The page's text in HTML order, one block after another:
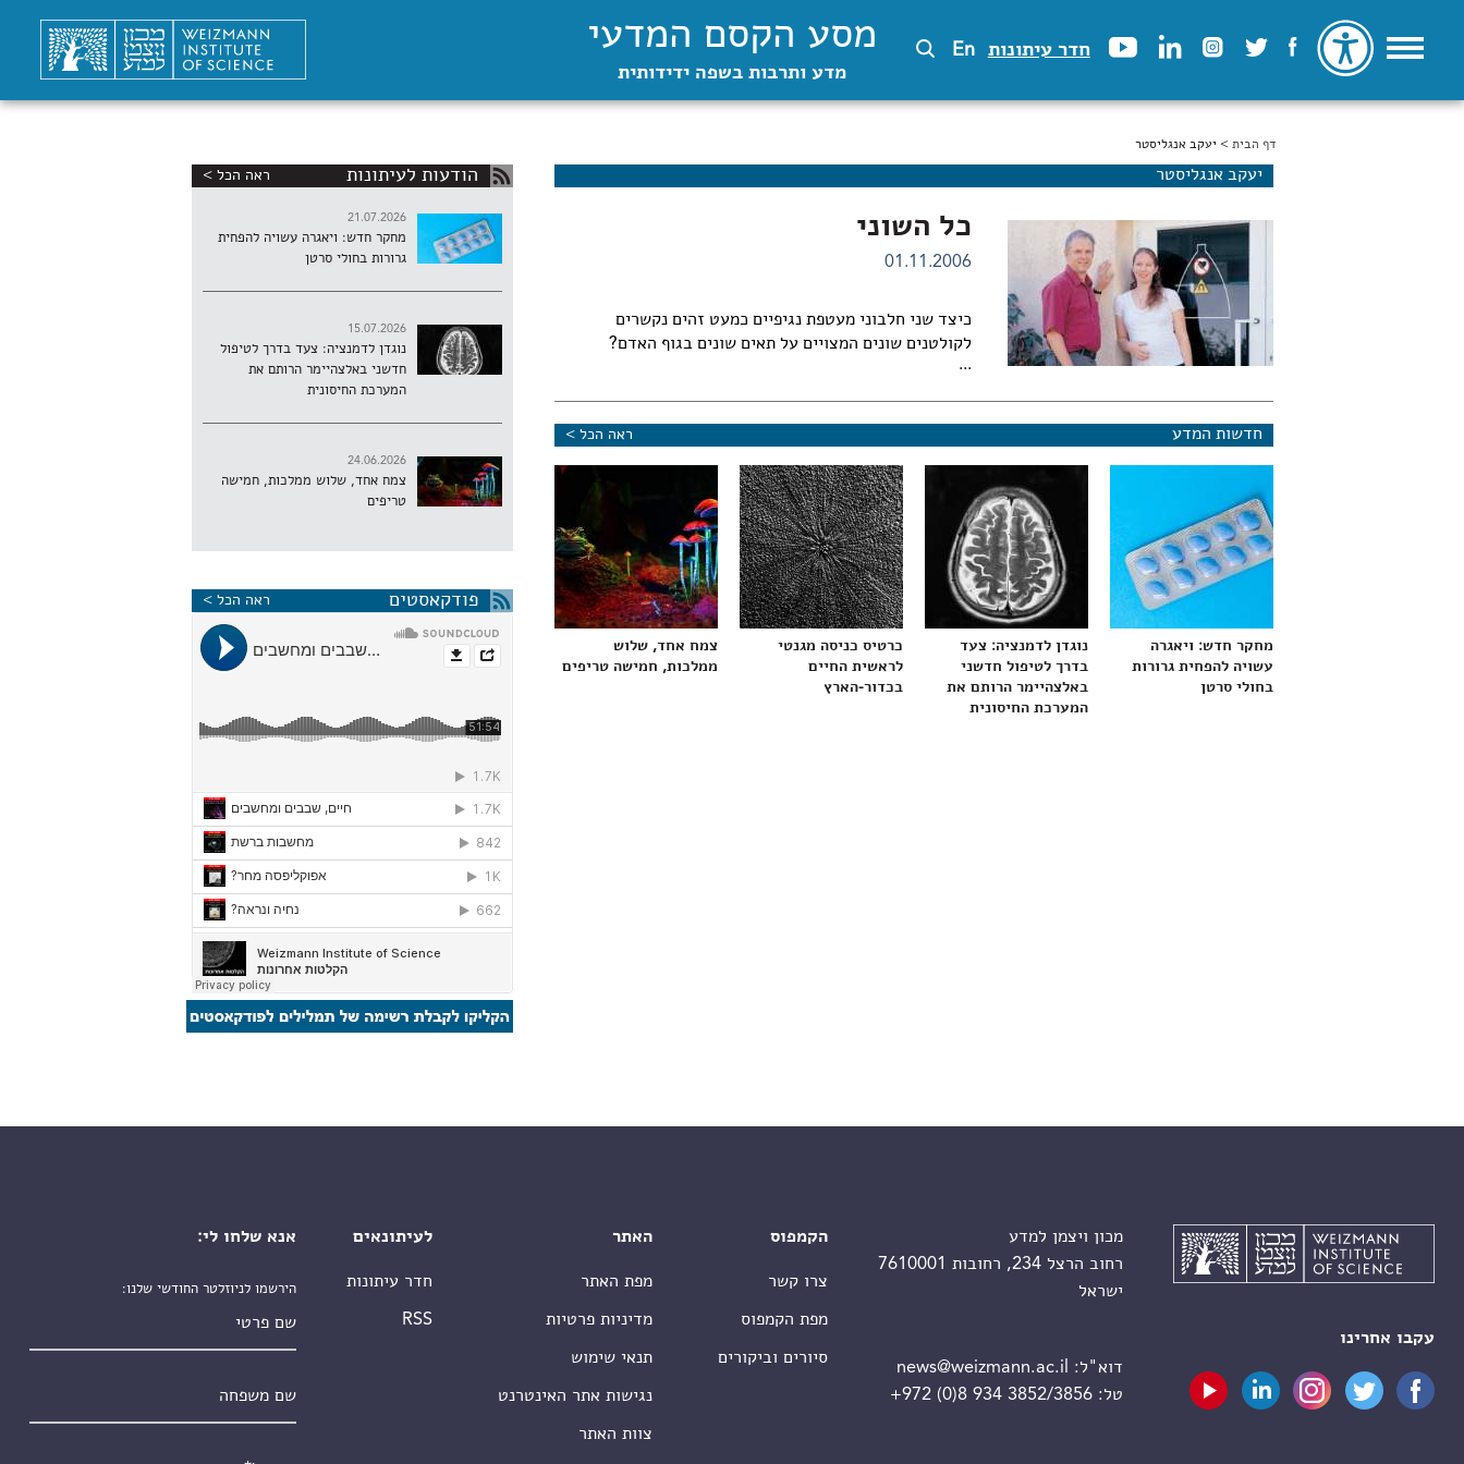
חדר עיתונות En מסע הקסם המדעי
מדע ותרבות בשפה ידידותית
הינך נמצא כאן
דף הבית > יעקב אנגליסטר
יעקב אנגליסטר
כל השוני
01.11.2006
כיצד שני חלבוני מעטפת נגיפיים כמעט זהים נקשרים
לקולטנים שונים המצויים על תאים שונים בגוף האדם?
...
חדשות המדע ראה הכל >
מחקר חדש: ויאגרה
עשויה להפחית גרורות
בחולי סרטן
נוגדן לדמנציה: צעד
בדרך לטיפול חדשני
באלצהיימר הרותם את
המערכת החיסונית
כרטיס כניסה מגנטי
לראשית החיים
בכדור-הארץ
צמח אחד, שלוש
ממלכות, חמישה טריפים
הודעות לעיתונות ראה הכל >
21.07.2026
מחקר חדש: ויאגרה עשויה להפחית
גרורות בחולי סרטן
15.07.2026
נוגדן לדמנציה: צעד בדרך לטיפול
חדשני באלצהיימר הרותם את
המערכת החיסונית
24.06.2026
צמח אחד, שלוש ממלכות, חמישה
טריפים
פודקאסטים ראה הכל >
עקבו אחרינו
מכון ויצמן למדע
רחוב הרצל 234, רחובות 7610001
ישראל
דוא"ל:
news@weizmann.ac.il
טל:+972 (0)8 934 3852/3856
הקמפוס
צרו קשר
מפת הקמפוס
סיורים וביקורים
האתר
מפת האתר
מדיניות פרטיות
תנאי שימוש
נגישות אתר האינטרנט
צוות האתר
לעיתונאים
חדר עיתונות
RSS
אנא שלחו לי:
הירשמו לניוזלטר החודשי שלנו: